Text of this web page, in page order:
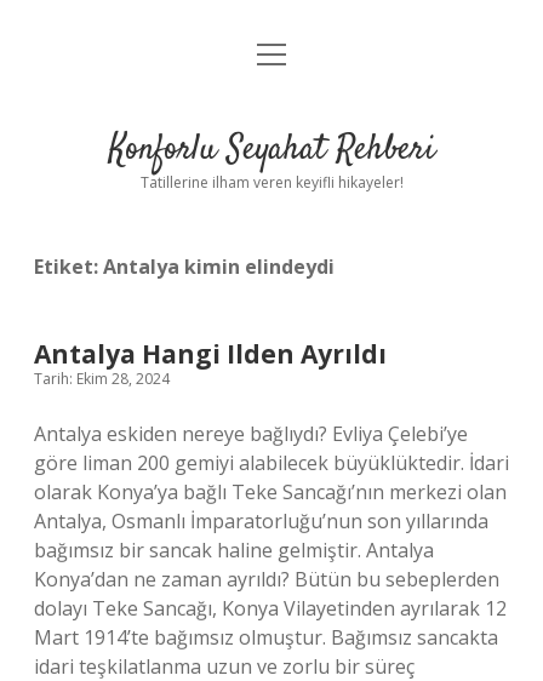
Anasayfa
Yasal Uyarı
menüyü
Konforlu Seyahat Rehberi
Tatillerine ilham veren keyifli hikayeler!
Etiket:Antalya kimin elindeydi
Antalya Hangi Ilden Ayrıldı
Tarih: Ekim 28, 2024
Antalya eskiden nereye bağlıydı? Evliya Çelebi’ye
göre liman 200 gemiyi alabilecek büyüklüktedir. İdari
olarak Konya’ya bağlı Teke Sancağı’nın merkezi olan
Antalya, Osmanlı İmparatorluğu’nun son yıllarında
bağımsız bir sancak haline gelmiştir. Antalya
Konya’dan ne zaman ayrıldı? Bütün bu sebeplerden
dolayı Teke Sancağı, Konya Vilayetinden ayrılarak 12
Mart 1914’te bağımsız olmuştur. Bağımsız sancakta
idari teşkilatlanma uzun ve zorlu bir süreç